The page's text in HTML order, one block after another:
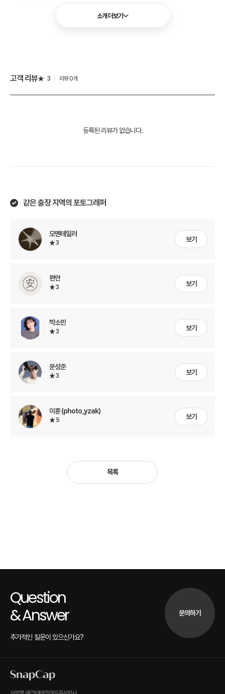
- 사진 수정을 원할 시 1주일 내에 요청을 주셔야 합니다.(1회 수정가능)
소개 더보기
고객 리뷰 3 리뷰 0개
등록된 리뷰가 없습니다.
목록
같은 출장 지역의 포토그래퍼
모멘테일러
3 보기
편안
3 보기
박소민
3 보기
문성준
3 보기
이훈 (photo_yzak)
5 보기
Question
& Answer
추가적인 질문이 있으신가요?
문의하기